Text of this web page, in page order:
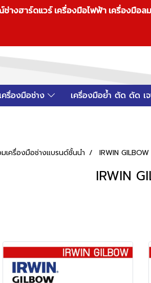
างฮาร์ดแวร์ เครื่องมือไฟฟ้า เครื่องมื
เครื่องมือช่าง เครื่องมือย้ำ ตัด ดัด เจ
มเครื่องมือช่างแบรนด์ชั้นนำ IRWIN GILBOW
IRWIN